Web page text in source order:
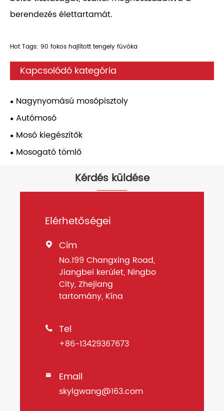
berendezés élettartamát.
Hot Tags: 90 fokos hajlított tengely fúvóka
Kapcsolódó kategória
Nagynyomású mosópisztoly
Autómosó
Mosó kiegészítők
Mosogató tömlő
Kérdés küldése
Elérhetőségei
 Cím
No.199 Changxing Road,
Jiangbei kerület, Ningbo
City, Zhejiang
tartomány, Kína
 Tel
+86-13429367673
 Email
skylgwang@163.com